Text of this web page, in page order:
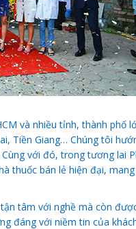
và nhiều tỉnh, thành phố
Tiền Giang… Chúng tôi
với đó, trong tương lai
thuốc bán lẻ hiện đại,
tâm với nghề mà còn
đáng với niềm tin của